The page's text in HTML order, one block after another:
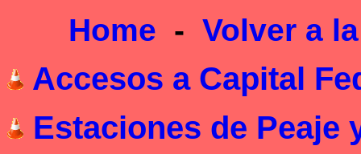
Home - Volver a
Accesos a Capital
Estaciones de Peaje